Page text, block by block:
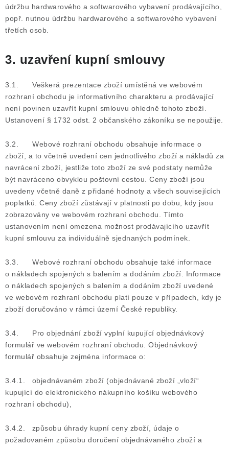
údržbu hardwarového a softwarového vybavení prodávajícího,
popř. nutnou údržbu hardwarového a softwarového vybavení
třetích osob.
3. uzavření kupní smlouvy
3.1. Veškerá prezentace zboží umístěná ve webovém
rozhraní obchodu je informativního charakteru a prodávající
není povinen uzavřít kupní smlouvu ohledně tohoto zboží.
Ustanovení § 1732 odst. 2 občanského zákoníku se nepoužije.
3.2. Webové rozhraní obchodu obsahuje informace o
zboží, a to včetně uvedení cen jednotlivého zboží a nákladů za
navrácení zboží, jestliže toto zboží ze své podstaty nemůže
být navráceno obvyklou poštovní cestou. Ceny zboží jsou
uvedeny včetně daně z přidané hodnoty a všech souvisejících
poplatků. Ceny zboží zůstávají v platnosti po dobu, kdy jsou
zobrazovány ve webovém rozhraní obchodu. Tímto
ustanovením není omezena možnost prodávajícího uzavřít
kupní smlouvu za individuálně sjednaných podmínek.
3.3. Webové rozhraní obchodu obsahuje také informace
o nákladech spojených s balením a dodáním zboží. Informace
o nákladech spojených s balením a dodáním zboží uvedené
ve webovém rozhraní obchodu platí pouze v případech, kdy je
zboží doručováno v rámci území České republiky.
3.4. Pro objednání zboží vyplní kupující objednávkový
formulář ve webovém rozhraní obchodu. Objednávkový
formulář obsahuje zejména informace o:
3.4.1. objednávaném zboží (objednávané zboží „vloží“
kupující do elektronického nákupního košíku webového
rozhraní obchodu),
3.4.2. způsobu úhrady kupní ceny zboží, údaje o
požadovaném způsobu doručení objednávaného zboží a